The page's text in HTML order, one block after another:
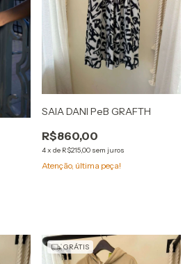
SAIA DANI PeB GRAFTH
R$860,00
4x de R$215,00 sem juros
Atenção, última peça!
GRÁTIS